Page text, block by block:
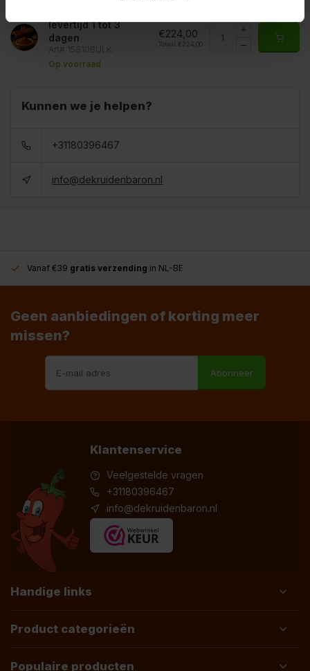
levertijd 1 tot 3
dagen
Art# 15610BULK
Op voorraad
€224,00
Totaal: €224,00
Kunnen we je helpen?
+31180396467
info@dekruidenbaron.nl
Vanaf €39 gratis verzending in NL-BE
Geen aanbiedingen of korting meer
missen?
Abonneer
Klantenservice
Veelgestelde vragen
+31180396467
info@dekruidenbaron.nl
Handige links
Product categorieën
Populaire producten